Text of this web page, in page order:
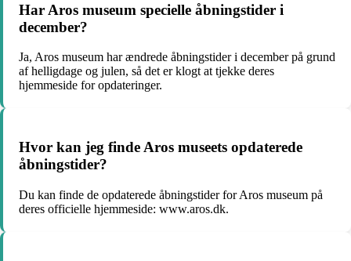
Har Aros museum specielle åbningstider i
december?
Ja, Aros museum har ændrede åbningstider i december på grund
af helligdage og julen, så det er klogt at tjekke deres
hjemmeside for opdateringer.
Hvor kan jeg finde Aros museets opdaterede
åbningstider?
Du kan finde de opdaterede åbningstider for Aros museum på
deres officielle hjemmeside: www.aros.dk.